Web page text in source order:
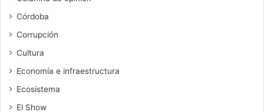
Córdoba
Corrupción
Cultura
Economía e infraestructura
Ecosistema
El Show